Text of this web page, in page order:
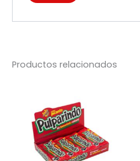
Productos relacionados